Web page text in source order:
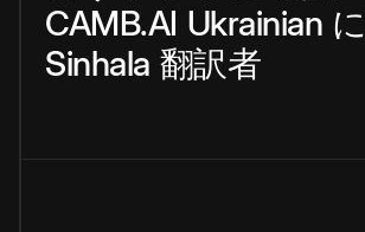
CAMB.AI Ukrainian に
Sinhala 翻訳者